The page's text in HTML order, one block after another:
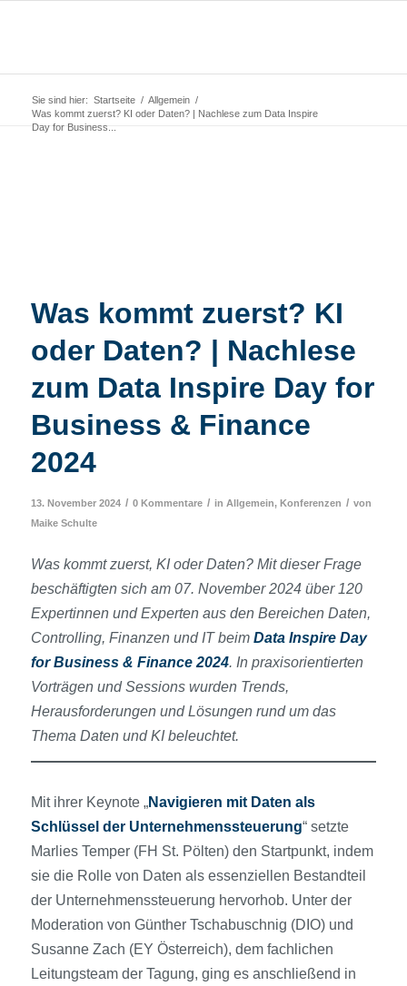
Sie sind hier: Startseite / Allgemein /
Was kommt zuerst? KI oder Daten? | Nachlese zum Data Inspire
Day for Business...
Was kommt zuerst? KI
oder Daten? | Nachlese
zum Data Inspire Day for
Business & Finance
2024
13. November 2024 / 0 Kommentare / in Allgemein, Konferenzen / von
Maike Schulte
Was kommt zuerst, KI oder Daten? Mit dieser Frage
beschäftigten sich am 07. November 2024 über 120
Expertinnen und Experten aus den Bereichen Daten,
Controlling, Finanzen und IT beim Data Inspire Day
for Business & Finance 2024. In praxisorientierten
Vorträgen und Sessions wurden Trends,
Herausforderungen und Lösungen rund um das
Thema Daten und KI beleuchtet.
Mit ihrer Keynote „Navigieren mit Daten als
Schlüssel der Unternehmenssteuerung“ setzte
Marlies Temper (FH St. Pölten) den Startpunkt, indem
sie die Rolle von Daten als essenziellen Bestandteil
der Unternehmenssteuerung hervorhob. Unter der
Moderation von Günther Tschabuschnig (DIO) und
Susanne Zach (EY Österreich), dem fachlichen
Leitungsteam der Tagung, ging es anschließend in